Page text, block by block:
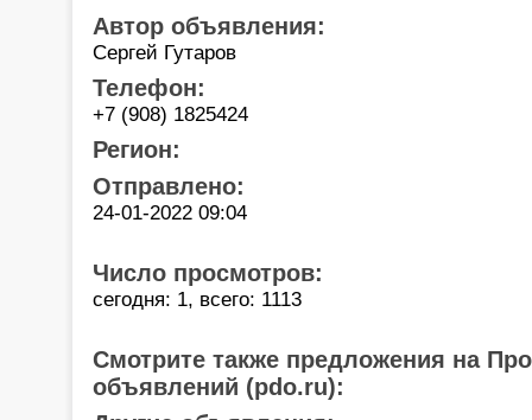
Автор объявления:
Сергей Гутаров
Телефон:
+7 (908) 1825424
Регион:
Отправлено:
24-01-2022 09:04
Число просмотров:
сегодня: 1, всего: 1113
Смотрите также предложения на
объявлений (pdo.ru):